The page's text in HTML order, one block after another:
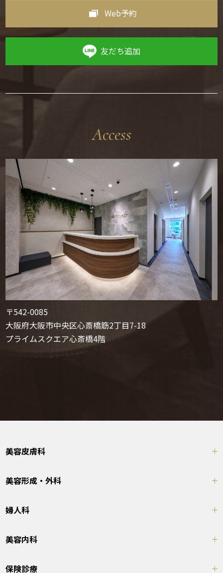
Web予約
友だち追加
Access
〒542-0085
大阪府大阪市中央区心斎橋筋2丁目7-18
プライムスクエア心斎橋4階
美容皮膚科
美容形成・外科
婦人科
美容内科
保険診療